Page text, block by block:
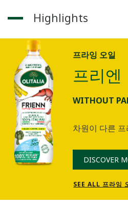
Highlights
프라잉 오일
프리엔
WITHOUT
차원이 다른
DISCOVER
SEE ALL 프라잉